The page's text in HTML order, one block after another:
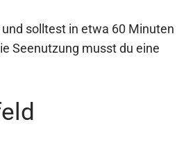
solltest in etwa 60 Minuten
Seenutzung musst du eine